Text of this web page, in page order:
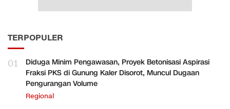
TERPOPULER
01
Diduga Minim Pengawasan, Proyek Betonisasi Aspirasi
Fraksi PKS di Gunung Kaler Disorot, Muncul Dugaan
Pengurangan Volume
Regional